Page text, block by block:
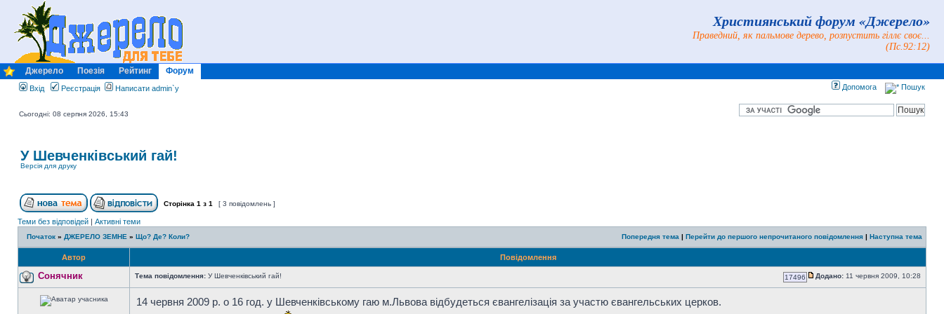
Християнський форум «Джерело»
Праведний, як пальмове дерево, розпустить гіллє своє...
(Пс.92:12)
Джерело Поезія Рейтинг Форум
Вхід Реєстрація Написати admin`у Допомога Пошук
Сьогодні: 08 серпня 2026, 15:43
У Шевченківський гай!
Версія для друку
Сторінка 1 з 1 [ 3 повідомлень ]
Теми без відповідей | Активні теми
Початок » ДЖЕРЕЛО ЗЕМНЕ » Що? Де? Коли? Попередня тема | Перейти до першого непрочитаного повідомлення | Наступна тема
Автор Повідомлення
Сонячник Тема повідомлення: У Шевченківський гай! 17496 Додано: 11 червня 2009, 10:28
14 червня 2009 р. о 16 год. у Шевченківському гаю м.Львова відбудеться євангелізація за участю євангельських церков.